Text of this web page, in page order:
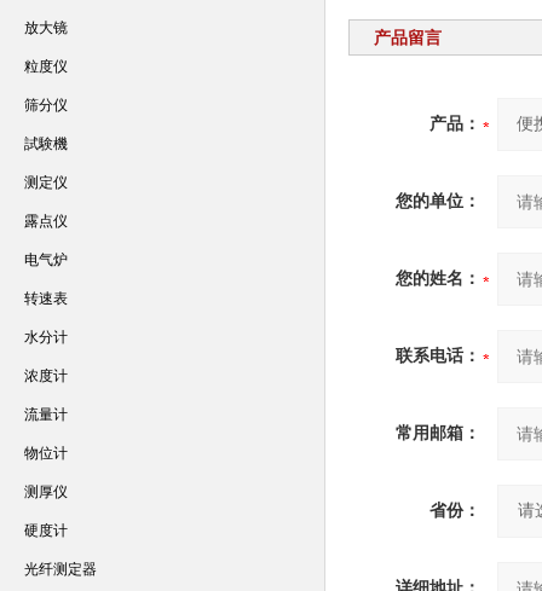
产品留言
产品：
您的单位：
您的姓名：
联系电话：
常用邮箱：
省份：
放大镜
粒度仪
筛分仪
試験機
测定仪
露点仪
电气炉
转速表
水分计
浓度计
流量计
物位计
测厚仪
硬度计
光纤测定器